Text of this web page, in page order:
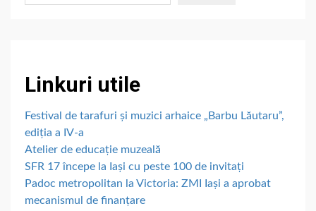
Linkuri utile
Festival de tarafuri și muzici arhaice „Barbu Lăutaru”,
ediția a IV-a
Atelier de educație muzeală
SFR 17 începe la Iași cu peste 100 de invitați
Padoc metropolitan la Victoria: ZMI Iași a aprobat
mecanismul de finanțare